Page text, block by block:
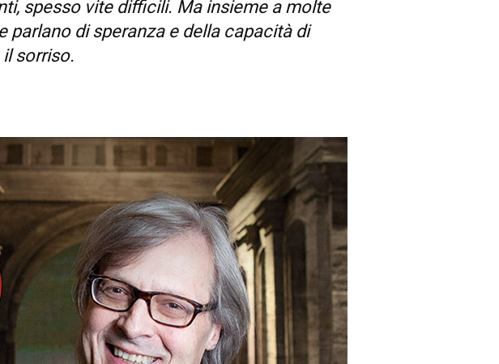
spesso vite difficili. Ma insieme a molte
parlano di speranza e della capacità di
sorriso.